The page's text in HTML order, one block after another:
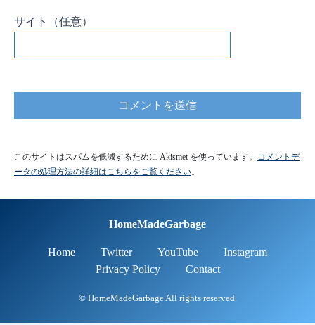
サイト （任意）
このサイトはスパムを低減するために Akismet を使っています。 コメントデ
ータの処理方法の詳細はこちらをご覧ください。
HomeMadeGarbage
Home Twitter YouTube
Instagram
Privacy Policy
Contact
© HomeMadeGarbage All rights reserved.